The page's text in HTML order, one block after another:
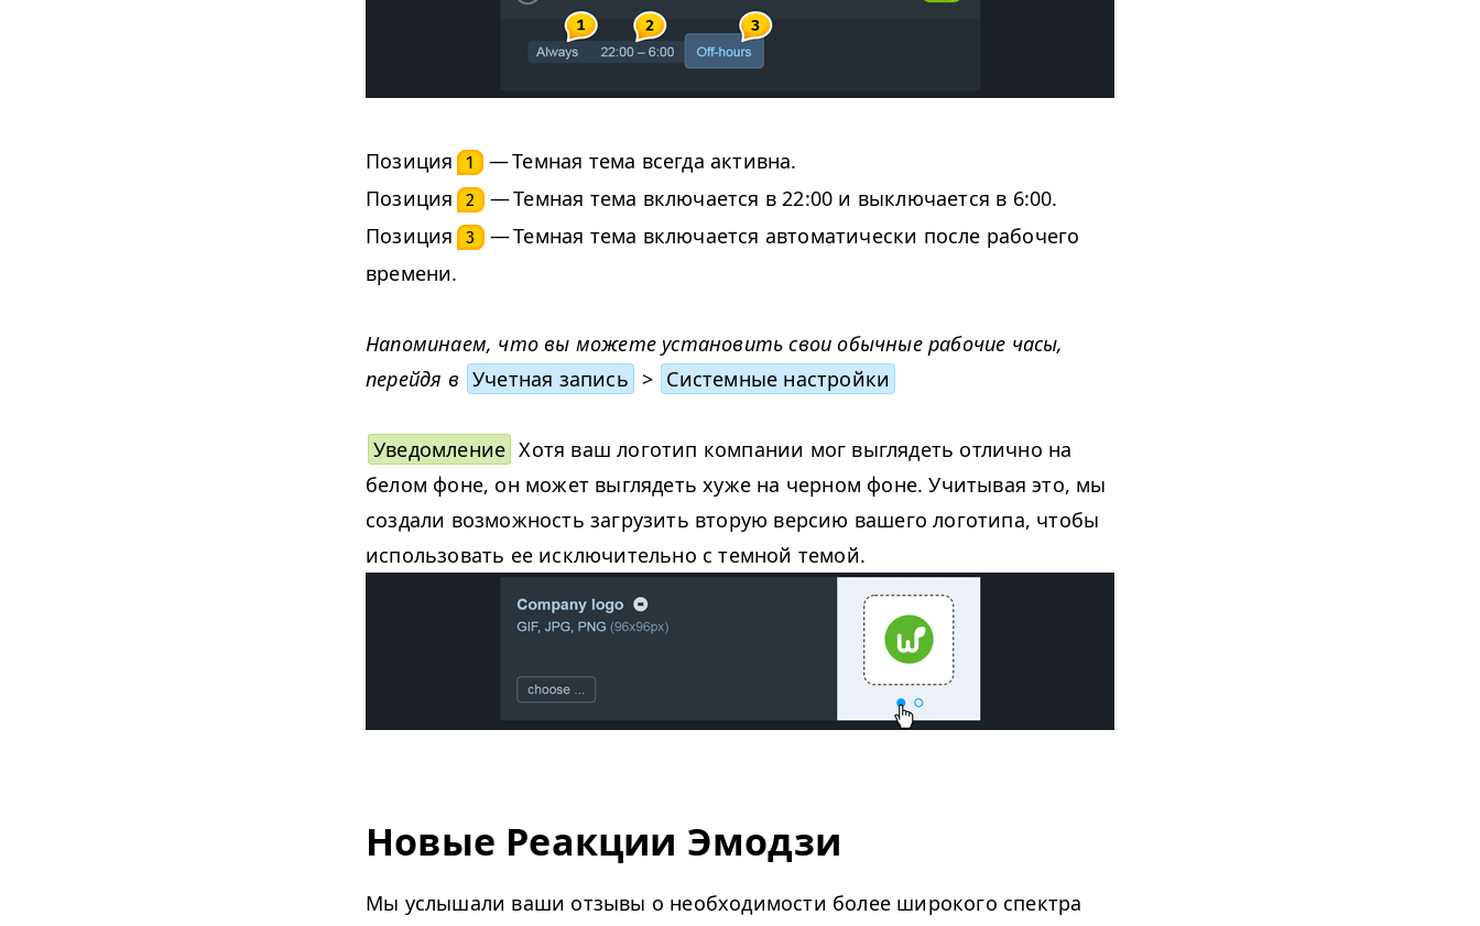
Позиция 1
— Темная тема всегда активна.
Позиция
2
— Темная тема включается в 22:00 и выключается в 6:00.
Позиция
3
— Темная тема включается автоматически после рабочего
времени.
Напоминаем, что вы можете установить свои обычные рабочие часы,
перейдя в Учетная запись > Системные настройки
Уведомление Хотя ваш логотип компании мог выглядеть отлично на
белом фоне, он может выглядеть хуже на черном фоне. Учитывая это, мы
создали возможность загрузить вторую версию вашего логотипа, чтобы
использовать ее исключительно с темной темой.
Новые Реакции Эмодзи
Мы услышали ваши отзывы о необходимости более широкого спектра